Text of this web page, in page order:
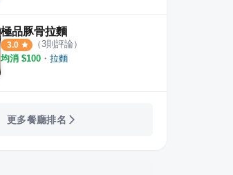
極品豚骨拉麵
3.0 （3則評論）
均消 $100 ・ 拉麵
更多餐廳排名